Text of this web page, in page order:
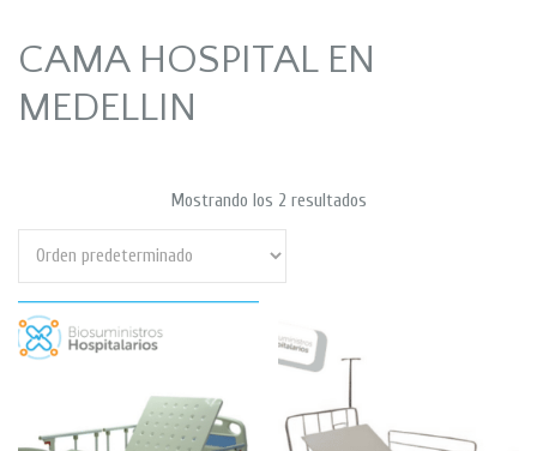
CAMA HOSPITAL EN
MEDELLIN
Mostrando los 2 resultados